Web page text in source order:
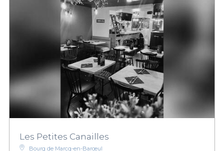
Les Petites Canailles
Bourg de Marcq-en-Barœul